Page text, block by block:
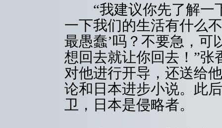
“我建议你先了解一
一下我们的生活有什么
最愚蠢’吗？不要急，可
想回去就让你回去！”张
对他进行开导，还送给
论和日本进步小说。此
卫，日本是侵略者。